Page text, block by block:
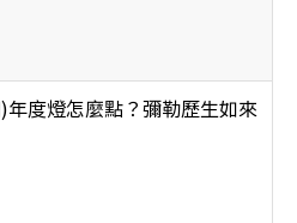
度燈怎麼點？彌勒歷生如來